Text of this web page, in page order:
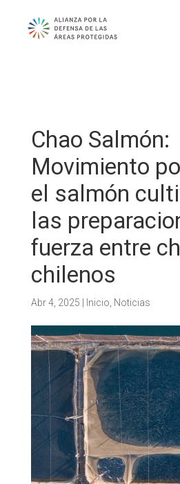
Chao Salmón:
Movimiento
el salmón
las
fuerza entre
chilenos
Abr 4, 2025 Inicio Noticias